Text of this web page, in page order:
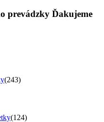
prevádzky Ďakujeme
(243)
(124)